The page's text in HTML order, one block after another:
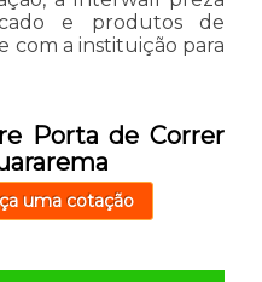
e produtos de
com a instituição para
Porta de Correr
uma cotação